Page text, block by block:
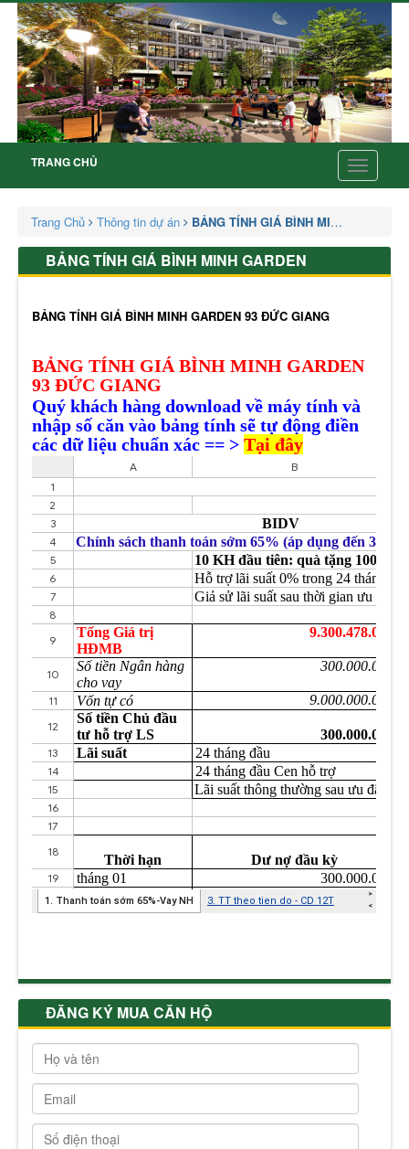
Toggle
TRANG CHỦ
Trang Chủ Thông tin dự án BẢNG TÍNH GIÁ BÌNH MINH GARDEN
BẢNG TÍNH GIÁ BÌNH MINH GARDEN
BẢNG TÍNH GIÁ BÌNH MINH GARDEN 93 ĐỨC GIANG
BẢNG TÍNH GIÁ BÌNH MINH GARDEN
93 ĐỨC GIANG
Quý khách hàng download về máy tính và
nhập số căn vào bảng tính sẽ tự động điền
các dữ liệu chuẩn xác == >Tại đây
ĐĂNG KÝ MUA CĂN HỘ